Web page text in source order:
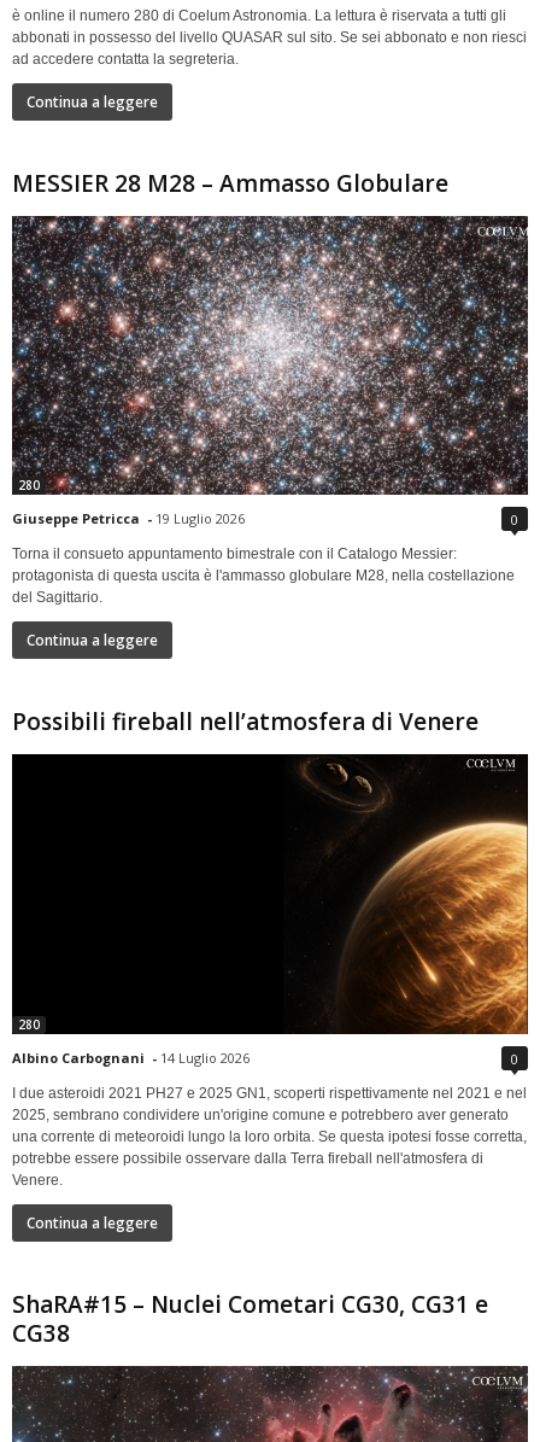
è online il numero 280 di Coelum Astronomia. La lettura è riservata a tutti gli
abbonati in possesso del livello QUASAR sul sito. Se sei abbonato e non riesci
ad accedere contatta la segreteria.
Continua a leggere
MESSIER 28 M28 – Ammasso Globulare
280
Giuseppe Petricca - 19 Luglio 2026 0
Torna il consueto appuntamento bimestrale con il Catalogo Messier:
protagonista di questa uscita è l'ammasso globulare M28, nella costellazione
del Sagittario.
Continua a leggere
Possibili fireball nell’atmosfera di Venere
280
Albino Carbognani - 14 Luglio 2026 0
I due asteroidi 2021 PH27 e 2025 GN1, scoperti rispettivamente nel 2021 e nel
2025, sembrano condividere un'origine comune e potrebbero aver generato
una corrente di meteoroidi lungo la loro orbita. Se questa ipotesi fosse corretta,
potrebbe essere possibile osservare dalla Terra fireball nell'atmosfera di
Venere.
Continua a leggere
ShaRA#15 – Nuclei Cometari CG30, CG31 e
CG38